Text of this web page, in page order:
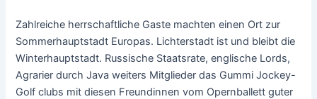
Zahlreiche herrschaftliche Gaste machten einen Ort zur
Sommerhauptstadt Europas. Lichterstadt ist und bleibt die
Winterhauptstadt. Russische Staatsrate, englische Lords,
Agrarier durch Java weiters Mitglieder das Gummi Jockey-
Golf clubs mit diesen Freundinnen vom Opernballett guter